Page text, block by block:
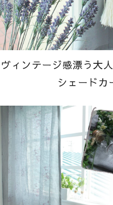
ヴィンテージ感漂う大
シェードカ